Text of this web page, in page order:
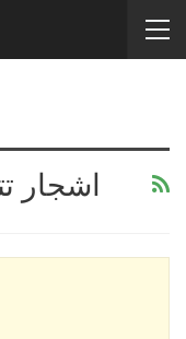
اشجار